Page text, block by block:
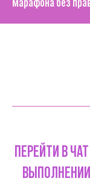
ПЕРЕЙТИ В